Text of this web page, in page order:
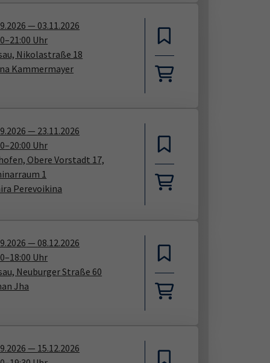
— 03.11.2026
–21:00 Uhr
Nikolastraße 18
Kammermayer
— 23.11.2026
–20:00 Uhr
Obere Vorstadt 17,
1
Perevoikina
— 08.12.2026
–18:00 Uhr
Neuburger Straße 60
Jha
— 15.12.2026